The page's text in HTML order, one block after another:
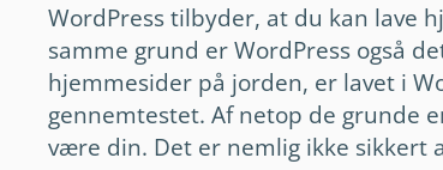
WordPress tilbyder, at du kan lave
samme grund er WordPress også
hjemmesider på jorden, er lavet i
gennemtestet. Af netop de grunde
være din. Det er nemlig ikke sikkert